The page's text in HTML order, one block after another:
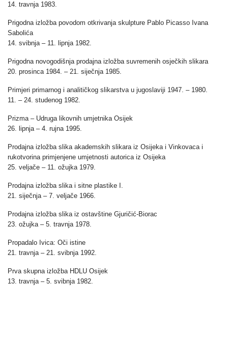
14. travnja 1983.
Prigodna izložba povodom otkrivanja skulpture Pablo Picasso Ivana
Sabolića
14. svibnja – 11. lipnja 1982.
Prigodna novogodišnja prodajna izložba suvremenih osječkih slikara
20. prosinca 1984. – 21. siječnja 1985.
Primjeri primarnog i analitičkog slikarstva u jugoslaviji 1947. – 1980.
11. – 24. studenog 1982.
Prizma – Udruga likovnih umjetnika Osijek
26. lipnja – 4. rujna 1995.
Prodajna izložba slika akademskih slikara iz Osijeka i Vinkovaca i
rukotvorina primjenjene umjetnosti autorica iz Osijeka
25. veljače – 11. ožujka 1979.
Prodajna izložba slika i sitne plastike I.
21. siječnja – 7. veljače 1966.
Prodajna izložba slika iz ostavštine Gjuričić-Biorac
23. ožujka – 5. travnja 1978.
Propadalo Ivica: Oči istine
21. travnja – 21. svibnja 1992.
Prva skupna izložba HDLU Osijek
13. travnja – 5. svibnja 1982.